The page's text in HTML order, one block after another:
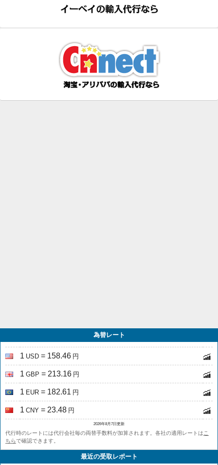
為替レート
1 USD = 158.46 円
1 GBP = 213.16 円
1 EUR = 182.61 円
1 CNY = 23.48 円
2026年8月7日更新
代行時のレートには代行会社毎の両替手数料が加算されます。各社の適用レートは こ
ちらで確認できます。
最近の受取レポート